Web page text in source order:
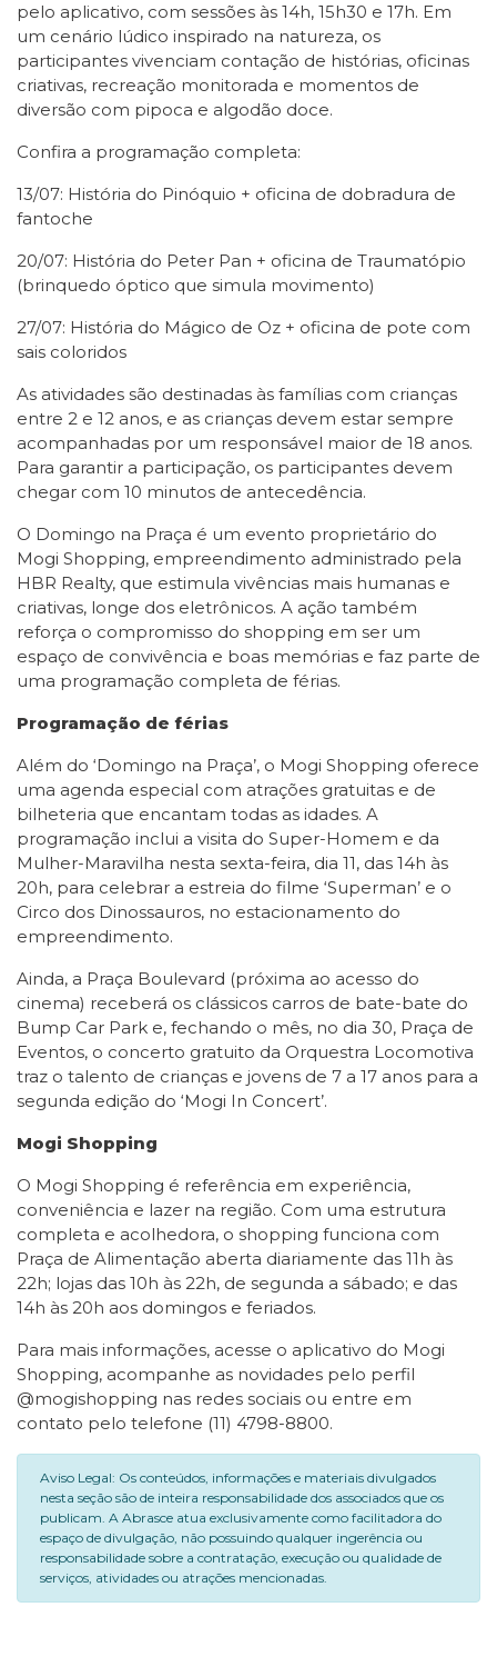
pelo aplicativo, com sessões às 14h, 15h30 e 17h. Em
um cenário lúdico inspirado na natureza, os
participantes vivenciam contação de histórias, oficinas
criativas, recreação monitorada e momentos de
diversão com pipoca e algodão doce.
Confira a programação completa:
13/07: História do Pinóquio + oficina de dobradura de
fantoche
20/07: História do Peter Pan + oficina de Traumatópio
(brinquedo óptico que simula movimento)
27/07: História do Mágico de Oz + oficina de pote com
sais coloridos
As atividades são destinadas às famílias com crianças
entre 2 e 12 anos, e as crianças devem estar sempre
acompanhadas por um responsável maior de 18 anos.
Para garantir a participação, os participantes devem
chegar com 10 minutos de antecedência.
O Domingo na Praça é um evento proprietário do
Mogi Shopping, empreendimento administrado pela
HBR Realty, que estimula vivências mais humanas e
criativas, longe dos eletrônicos. A ação também
reforça o compromisso do shopping em ser um
espaço de convivência e boas memórias e faz parte de
uma programação completa de férias.
Programação de férias
Além do ‘Domingo na Praça’, o Mogi Shopping oferece
uma agenda especial com atrações gratuitas e de
bilheteria que encantam todas as idades. A
programação inclui a visita do Super-Homem e da
Mulher-Maravilha nesta sexta-feira, dia 11, das 14h às
20h, para celebrar a estreia do filme ‘Superman’ e o
Circo dos Dinossauros, no estacionamento do
empreendimento.
Ainda, a Praça Boulevard (próxima ao acesso do
cinema) receberá os clássicos carros de bate-bate do
Bump Car Park e, fechando o mês, no dia 30, Praça de
Eventos, o concerto gratuito da Orquestra Locomotiva
traz o talento de crianças e jovens de 7 a 17 anos para a
segunda edição do ‘Mogi In Concert’.
Mogi Shopping
O Mogi Shopping é referência em experiência,
conveniência e lazer na região. Com uma estrutura
completa e acolhedora, o shopping funciona com
Praça de Alimentação aberta diariamente das 11h às
22h; lojas das 10h às 22h, de segunda a sábado; e das
14h às 20h aos domingos e feriados.
Para mais informações, acesse o aplicativo do Mogi
Shopping, acompanhe as novidades pelo perfil
@mogishopping nas redes sociais ou entre em
contato pelo telefone (11) 4798-8800.
Aviso Legal: Os conteúdos, informações e materiais divulgados
nesta seção são de inteira responsabilidade dos associados que os
publicam. A Abrasce atua exclusivamente como facilitadora do
espaço de divulgação, não possuindo qualquer ingerência ou
responsabilidade sobre a contratação, execução ou qualidade de
serviços, atividades ou atrações mencionadas.